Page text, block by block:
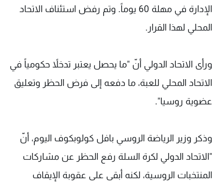
الإدارة في مهلة 60 يوماً. وتم رفض استئناف الاتحاد
المحلي لهذا القرار.
ورأى الاتحاد الدولي أنّ "ما يحصل يعتبر تدخلاً حكومياً في
الاتحاد المحلي للعبة، ما دفعه إلى فرض الحظر وتعليق
عضوية روسيا".
وذكر وزير الرياضة الروسي بافل كولوبكوف اليوم، أنّ
"الاتحاد الدولي لكرة السلة رفع الحظر عن مشاركات
المنتخبات الروسية، لكنه أبقى على عقوبة الإيقاف